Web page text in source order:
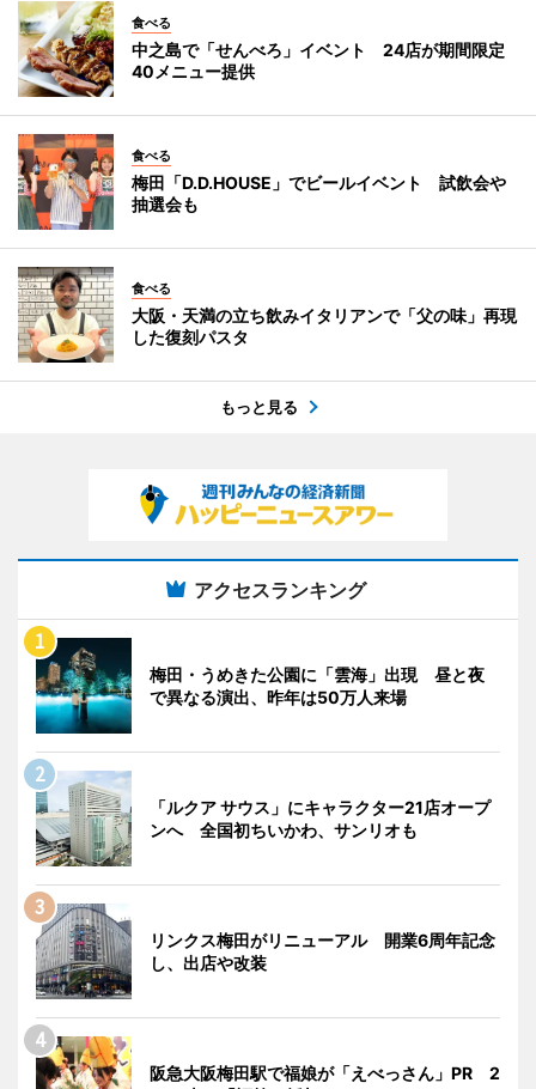
食べる
中之島で「せんべろ」イベント 24店が期間限定
40メニュー提供
食べる
梅田「D.D.HOUSE」でビールイベント 試飲会や
抽選会も
食べる
大阪・天満の立ち飲みイタリアンで「父の味」再現
した復刻パスタ
もっと見る
アクセスランキング
梅田・うめきた公園に「雲海」出現 昼と夜
で異なる演出、昨年は50万人来場
「ルクア サウス」にキャラクター21店オープ
ンへ 全国初ちいかわ、サンリオも
リンクス梅田がリニューアル 開業6周年記念
し、出店や改装
阪急大阪梅田駅で福娘が「えべっさん」PR 2